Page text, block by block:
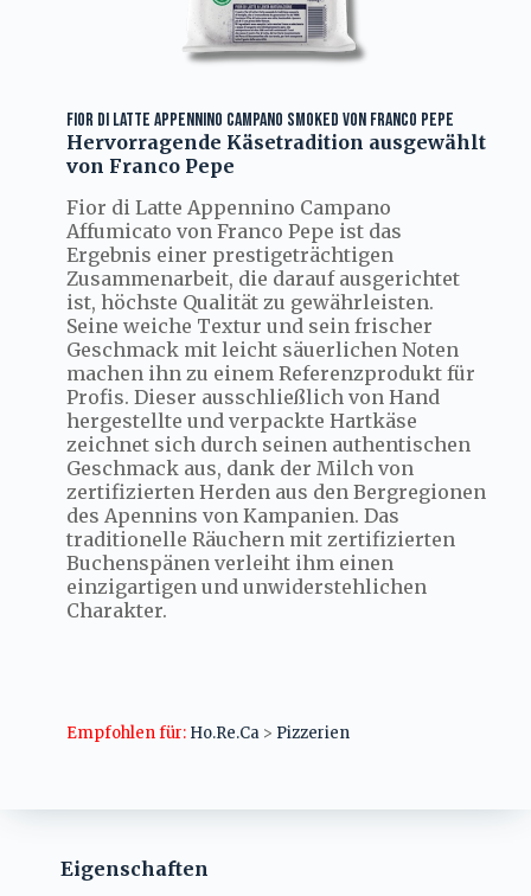
FIOR DI LATTE APPENNINO CAMPANO SMOKED VON FRANCO PEPE
Hervorragende Käsetradition ausgewählt
von Franco Pepe
Fior di Latte Appennino Campano
Affumicato von Franco Pepe ist das
Ergebnis einer prestigeträchtigen
Zusammenarbeit, die darauf ausgerichtet
ist, höchste Qualität zu gewährleisten.
Seine weiche Textur und sein frischer
Geschmack mit leicht säuerlichen Noten
machen ihn zu einem Referenzprodukt für
Profis. Dieser ausschließlich von Hand
hergestellte und verpackte Hartkäse
zeichnet sich durch seinen authentischen
Geschmack aus, dank der Milch von
zertifizierten Herden aus den Bergregionen
des Apennins von Kampanien. Das
traditionelle Räuchern mit zertifizierten
Buchenspänen verleiht ihm einen
einzigartigen und unwiderstehlichen
Charakter.
Empfohlen für: Ho.Re.Ca > Pizzerien
Eigenschaften